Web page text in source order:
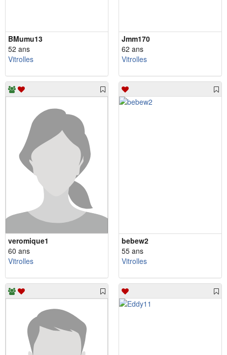
BMumu13
52 ans
Vitrolles
Jmm170
62 ans
Vitrolles
veromique1
60 ans
Vitrolles
bebew2
55 ans
Vitrolles